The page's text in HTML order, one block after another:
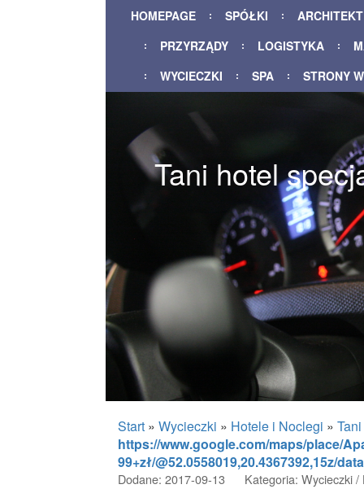
HOMEPAGE SPÓŁKI
PRZYRZĄDY
LOGISTYKA
WYCIECZKI
SPA STRONY
Tani hotel
Start » Wycieczki » Hotele i Noclegi »
https://www.google.com/maps/place/
99+zł/@52.0558019,20.4367392,15z/
Dodane: 2017-09-13 Kategoria: Wycieczki /